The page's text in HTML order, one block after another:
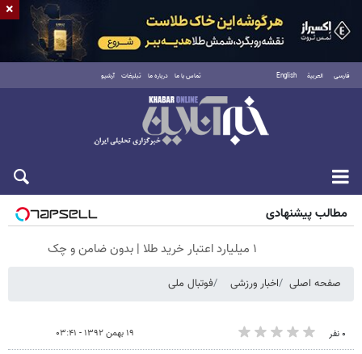
فارسی العربية English تماس با ما درباره ما تبلیغات آرشیو
جمعه ۱۶ مرداد ۱۴۰۵
مطالب پیشنهادی
۱ میلیارد اعتبار خرید طلا | بدون ضامن و چک
صفحه اصلی اخبار ورزشی فوتبال ملی
۰ نفر ۱۹ بهمن ۱۳۹۲ - ۰۳:۴۱
×